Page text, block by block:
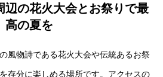
辺の花火大会とお祭りで最
高の夏を
風物詩である花火大会や伝統あるお祭
存分に楽しめる場所です。アクセスの